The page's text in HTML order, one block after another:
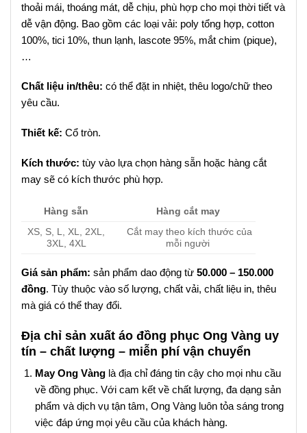
thoải mái, thoáng mát, dễ chịu, phù hợp cho mọi thời tiết và
dễ vận động. Bao gồm các loại vải: poly tổng hợp, cotton
100%, tici 10%, thun lạnh, lascote 95%, mắt chim (pique),
…
Chất liệu in/thêu: có thể đặt in nhiệt, thêu logo/chữ theo
yêu cầu.
Thiết kế: Cổ tròn.
Kích thước: tùy vào lựa chọn hàng sẵn hoặc hàng cắt
may sẽ có kích thước phù hợp.
Hàng sẵn
Hàng cắt may
XS, S, L, XL, 2XL,
3XL, 4XL
Cắt may theo kích thước của
mỗi người
Giá sản phẩm: sản phẩm dao động từ 50.000 – 150.000
đồng. Tùy thuộc vào số lượng, chất vải, chất liệu in, thêu
mà giá có thể thay đổi.
Địa chỉ sản xuất áo đồng phục Ong Vàng uy
tín – chất lượng – miễn phí vận chuyển
May Ong Vànglà địa chỉ đáng tin cậy cho mọi nhu cầu
về đồng phục. Với cam kết về chất lượng, đa dạng sản
phẩm và dịch vụ tận tâm, Ong Vàng luôn tỏa sáng trong
việc đáp ứng mọi yêu cầu của khách hàng.